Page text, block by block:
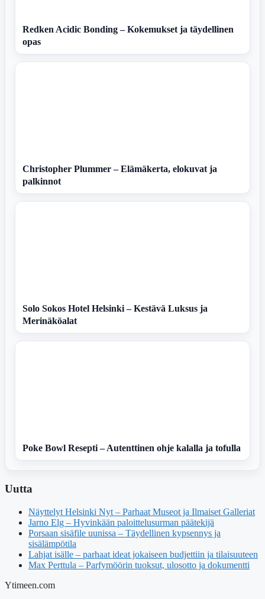
Redken Acidic Bonding – Kokemukset ja täydellinen
opas
Christopher Plummer – Elämäkerta, elokuvat ja
palkinnot
Solo Sokos Hotel Helsinki – Kestävä Luksus ja
Merinäköalat
Poke Bowl Resepti – Autenttinen ohje kalalla ja tofulla
Uutta
Näyttelyt Helsinki Nyt – Parhaat Museot ja Ilmaiset Galleriat
Jarno Elg – Hyvinkään paloittelusurman päätekijä
Porsaan sisäfile uunissa – Täydellinen kypsennys ja
sisälämpötila
Lahjat isälle – parhaat ideat jokaiseen budjettiin ja tilaisuuteen
Max Perttula – Parfymöörin tuoksut, ulosotto ja dokumentti
Ytimeen.com